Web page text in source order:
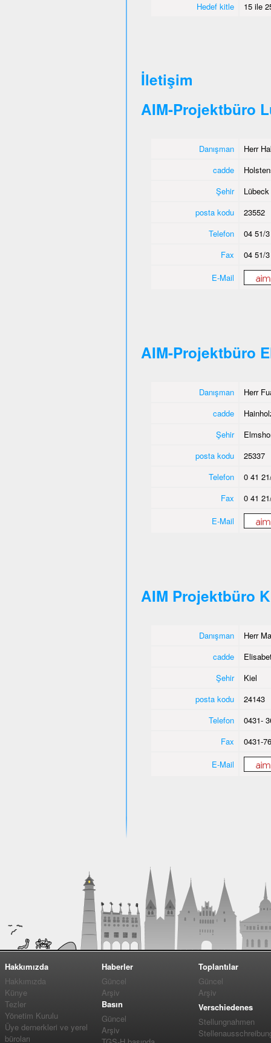
Hedef kitle
15 ile
İletişim
AIM-Projektbüro
Danışman
Herr
cadde
Şehir
Lübeck
posta kodu
23552
Telefon
04 51/
Fax
04 51/
E-Mail
AIM-Projektbüro
Danışman
Herr
cadde
Şehir
posta kodu
25337
Telefon
0 41
Fax
0 41
E-Mail
AIM Projektbüro
Danışman
Herr
cadde
Şehir
Kiel
posta kodu
24143
Telefon
0431-
Fax
0431-
E-Mail
Hakkımızda
Hakkımızda
Künye
Tezler
Yönetim Kurulu
Üye dernerkleri ve yerel
büroları
Haberler
Güncel
Arşiv
Basın
Güncel
Arşiv
Toplantılar
Güncel
Arşiv
Verschiedenes
Stellungnahmen